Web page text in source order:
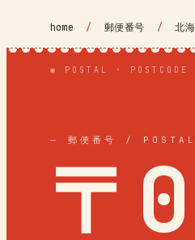
home / 郵便番号 / 北
◉ POSTAL ·
— 郵便番号 /
〒